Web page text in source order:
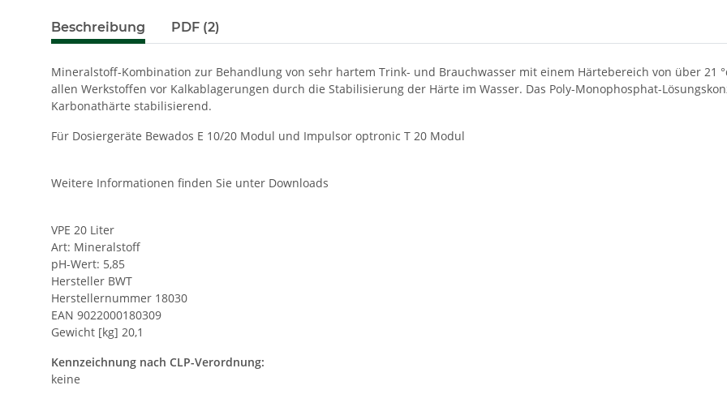
Beschreibung PDF (2)
Mineralstoff-Kombination zur Behandlung von sehr hartem Trink- und Brauchwasser mit einem Härtebereich von über 21
allen Werkstoffen vor Kalkablagerungen durch die Stabilisierung der Härte im Wasser. Das Poly-Monophosphat-
Karbonathärte stabilisierend.
Für Dosiergeräte Bewados E 10/20 Modul und Impulsor optronic T 20 Modul
Weitere Informationen finden Sie unter Downloads
VPE 20 Liter
Art: Mineralstoff
pH-Wert: 5,85
Hersteller BWT
Herstellernummer 18030
EAN 9022000180309
Gewicht [kg] 20,1
Kennzeichnung nach CLP-Verordnung:
keine